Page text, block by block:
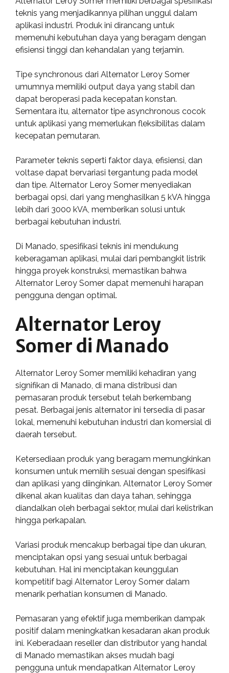
teknis yang menjadikannya pilihan unggul dalam
aplikasi industri. Produk ini dirancang untuk
memenuhi kebutuhan daya yang beragam dengan
efisiensi tinggi dan kehandalan yang terjamin.
Tipe synchronous dari Alternator Leroy Somer
umumnya memiliki output daya yang stabil dan
dapat beroperasi pada kecepatan konstan.
Sementara itu, alternator tipe asynchronous cocok
untuk aplikasi yang memerlukan fleksibilitas dalam
kecepatan pemutaran.
Parameter teknis seperti faktor daya, efisiensi, dan
voltase dapat bervariasi tergantung pada model
dan tipe. Alternator Leroy Somer menyediakan
berbagai opsi, dari yang menghasilkan 5 kVA hingga
lebih dari 3000 kVA, memberikan solusi untuk
berbagai kebutuhan industri.
Di Manado, spesifikasi teknis ini mendukung
keberagaman aplikasi, mulai dari pembangkit listrik
hingga proyek konstruksi, memastikan bahwa
Alternator Leroy Somer dapat memenuhi harapan
pengguna dengan optimal.
Alternator Leroy
Somer di Manado
Alternator Leroy Somer memiliki kehadiran yang
signifikan di Manado, di mana distribusi dan
pemasaran produk tersebut telah berkembang
pesat. Berbagai jenis alternator ini tersedia di pasar
lokal, memenuhi kebutuhan industri dan komersial di
daerah tersebut.
Ketersediaan produk yang beragam memungkinkan
konsumen untuk memilih sesuai dengan spesifikasi
dan aplikasi yang diinginkan. Alternator Leroy Somer
dikenal akan kualitas dan daya tahan, sehingga
diandalkan oleh berbagai sektor, mulai dari kelistrikan
hingga perkapalan.
Variasi produk mencakup berbagai tipe dan ukuran,
menciptakan opsi yang sesuai untuk berbagai
kebutuhan. Hal ini menciptakan keunggulan
kompetitif bagi Alternator Leroy Somer dalam
menarik perhatian konsumen di Manado.
Pemasaran yang efektif juga memberikan dampak
positif dalam meningkatkan kesadaran akan produk
ini. Keberadaan reseller dan distributor yang handal
di Manado memastikan akses mudah bagi
pengguna untuk mendapatkan Alternator Leroy